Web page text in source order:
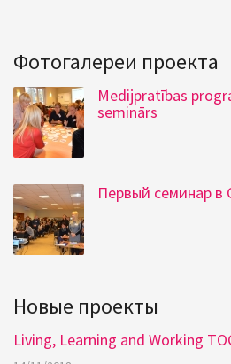
Фотогалереи проектa
Medijpratības
seminārs
Первый семинар в
Новые проекты
Living, Learning and Working